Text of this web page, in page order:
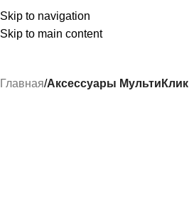
Skip to navigation
Skip to main content
Главная Аксессуары МультиКлик